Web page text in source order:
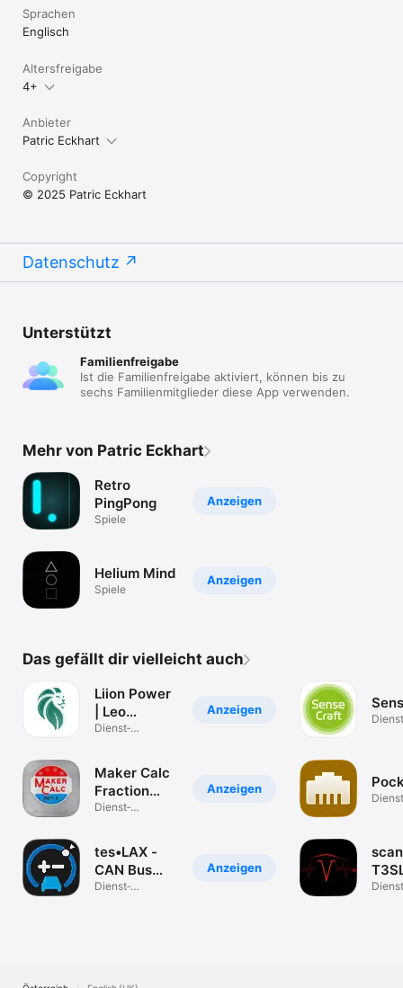
Sprachen
Englisch
Altersfreigabe
4+
Anbieter
Patric Eckhart
Copyright
© 2025 Patric Eckhart
Datenschutz
Unterstützt
Familienfreigabe
Ist die Familienfreigabe aktiviert, können bis zu
sechs Familienmitglieder diese App verwenden.
Mehr von Patric Eckhart
Anzeigen
Retro
PingPong
Spiele
Anzeigen
Helium Mind
Spiele
Das gefällt dir vielleicht auch
Anzeigen
Liion Power
| Leo
Connect
Dienst­
Anzeigen
Maker Calc
Fraction
Calculator
Dienst­
Anzeigen
tes•LAX -
CAN Bus
Explorer
Dienst­